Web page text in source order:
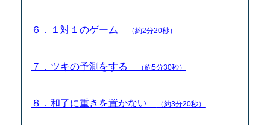
６．１対１のゲーム （約2分20秒）
７．ツキの予測をする （約5分30秒）
８．和了に重きを置かない （約3分20秒）